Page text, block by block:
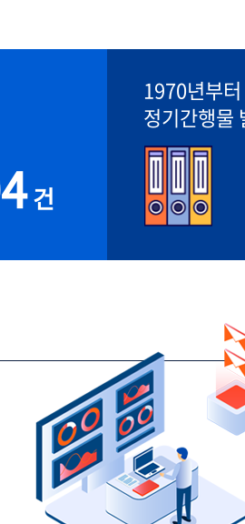
건
1970년부
정기간행물